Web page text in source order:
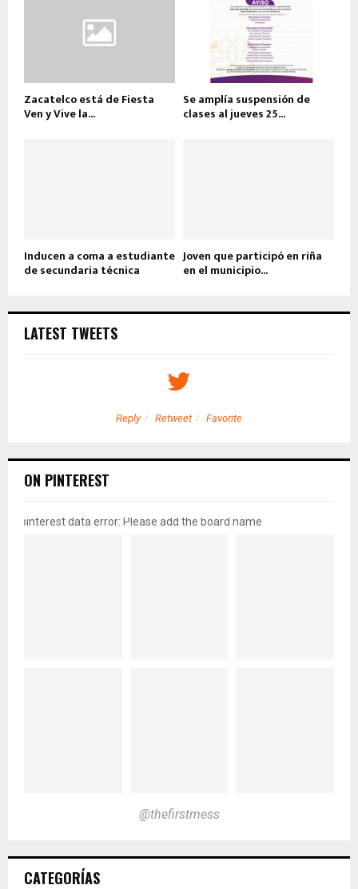
Zacatelco está de Fiesta
Ven y Vive la...
Se amplía suspensión de
clases al jueves 25...
Inducen a coma a estudiante
de secundaria técnica
Joven que participó en riña
en el municipio...
LATEST TWEETS
Reply Retweet Favorite
ON PINTEREST
pinterest data error: Please add the board name
@thefirstmess
CATEGORÍAS